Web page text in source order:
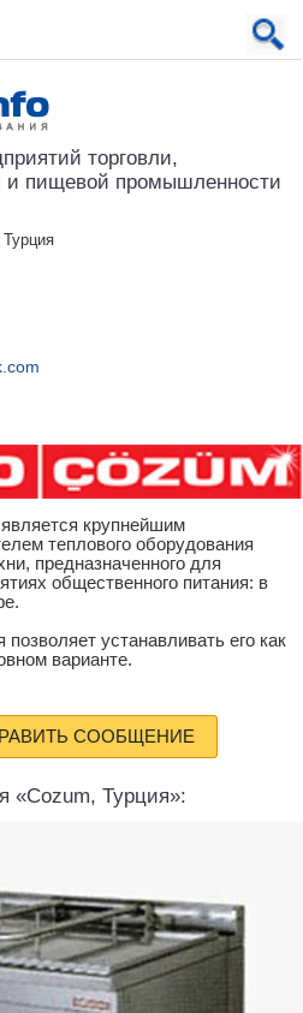
торговли,
и пищевой промышленности
крупнейшим
теплового оборудования
предназначенного для
общественного питания: в
устанавливать его как
варианте.
СООБЩЕНИЕ
«Cozum, Турция»: